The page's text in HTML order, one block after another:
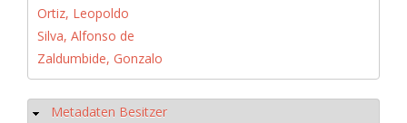
Ortiz, Leopoldo
Silva, Alfonso de
Zaldumbide, Gonzalo
Ausblenden
Metadaten Besitzer